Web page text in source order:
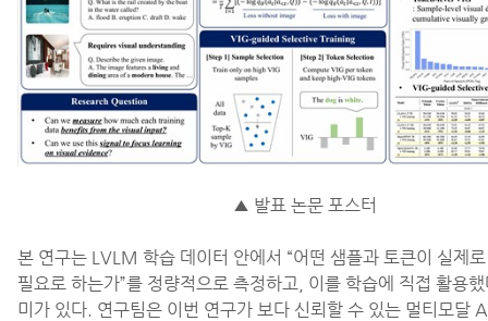
▲ 발표 논문 포스터
본 연구는 LVLM 학습 데이터 안에서 “어떤 샘플과 토큰이 실제
필요로 하는가”를 정량적으로 측정하고, 이를 학습에 직접 활용
미가 있다. 연구팀은 이번 연구가 보다 신뢰할 수 있는 멀티모달